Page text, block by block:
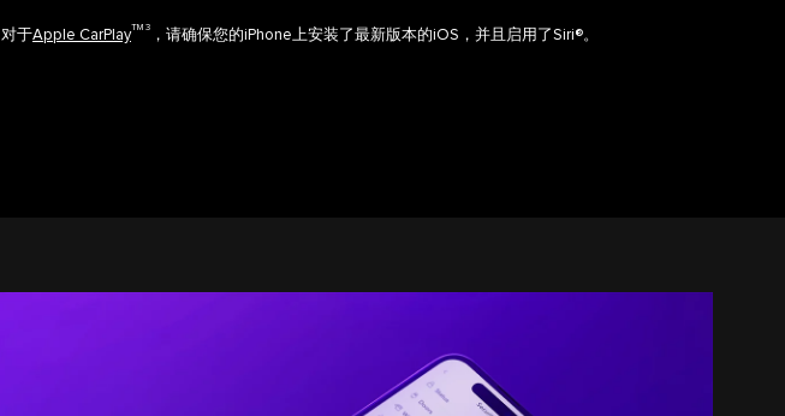
对于Apple CarPlayTM 3 ，请确保您的iPhone上安装了最新版本的iOS，并且启用了Siri®。